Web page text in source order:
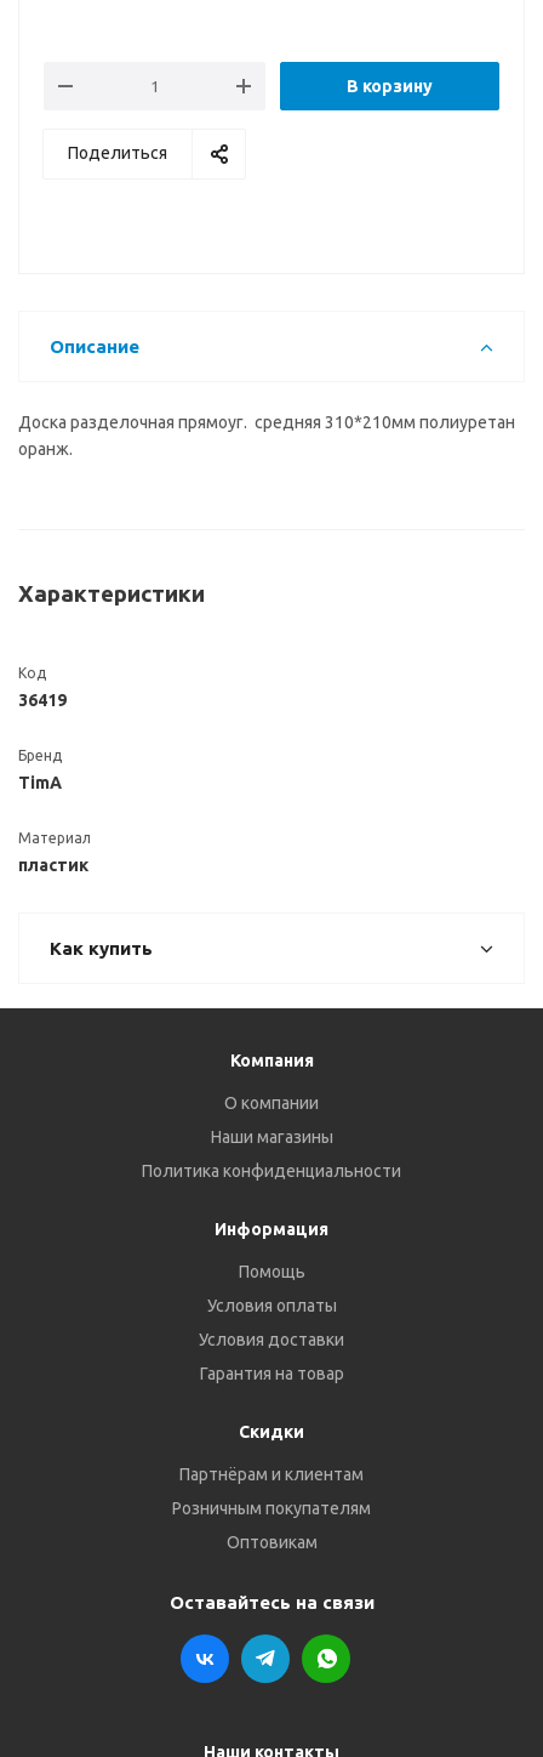
В корзину
Поделиться
Описание
Доска разделочная прямоуг. средняя 310*210мм полиуретан
оранж.
Характеристики
Код
36419
Бренд
TimA
Материал
пластик
Как купить
Компания
О компании
Наши магазины
Политика конфиденциальности
Информация
Помощь
Условия оплаты
Условия доставки
Гарантия на товар
Скидки
Партнёрам и клиентам
Розничным покупателям
Оптовикам
Оставайтесь на связи
Наши контакты